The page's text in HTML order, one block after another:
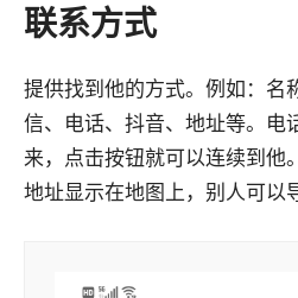
联系方式
提供找到他的方式。例如：名
信、电话、抖音、地址等。电
来，点击按钮就可以连续到他
地址显示在地图上，别人可以